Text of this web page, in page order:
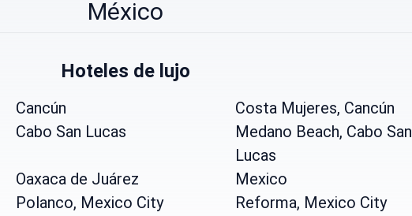
México
Hoteles de lujo
Cancún
Costa Mujeres, Cancún
Cabo San Lucas
Medano Beach, Cabo San
Lucas
Oaxaca de Juárez
Mexico
Polanco, Mexico City
Reforma, Mexico City